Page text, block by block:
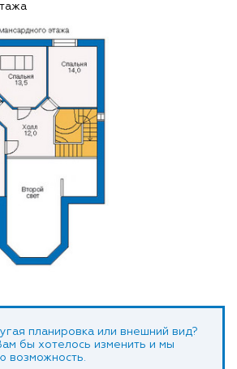
планировка или внешний вид?
бы хотелось изменить и мы
возможность.